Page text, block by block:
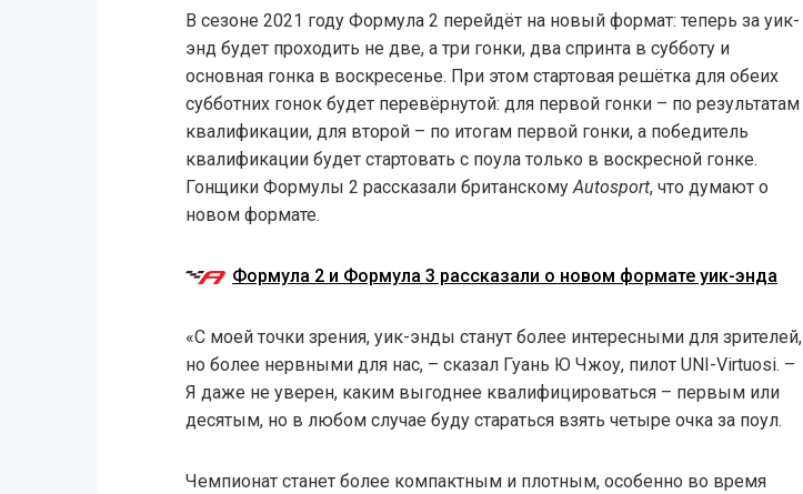
В сезоне 2021 году Формула 2 перейдёт на новый формат: теперь за уик-
энд будет проходить не две, а три гонки, два спринта в субботу и
основная гонка в воскресенье. При этом стартовая решётка для обеих
субботних гонок будет перевёрнутой: для первой гонки – по результатам
квалификации, для второй – по итогам первой гонки, а победитель
квалификации будет стартовать с поула только в воскресной гонке.
Гонщики Формулы 2 рассказали британскомуAutosport, что думают о
новом формате.
Формула 2 и Формула 3 рассказали о новом формате уик-энда
«С моей точки зрения, уик-энды станут более интересными для зрителей,
но более нервными для нас, – сказал Гуань Ю Чжоу, пилот UNI-Virtuosi. –
Я даже не уверен, каким выгоднее квалифицироваться – первым или
десятым, но в любом случае буду стараться взять четыре очка за поул.
Чемпионат станет более компактным и плотным, особенно во время